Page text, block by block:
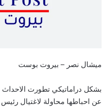
ميشال نصر – بيروت بوست
بشكل دراماتيكي تطورت الاحداث
عن احباطها محاولة لاغتيال